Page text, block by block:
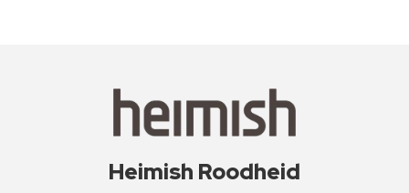
Heimish Roodheid